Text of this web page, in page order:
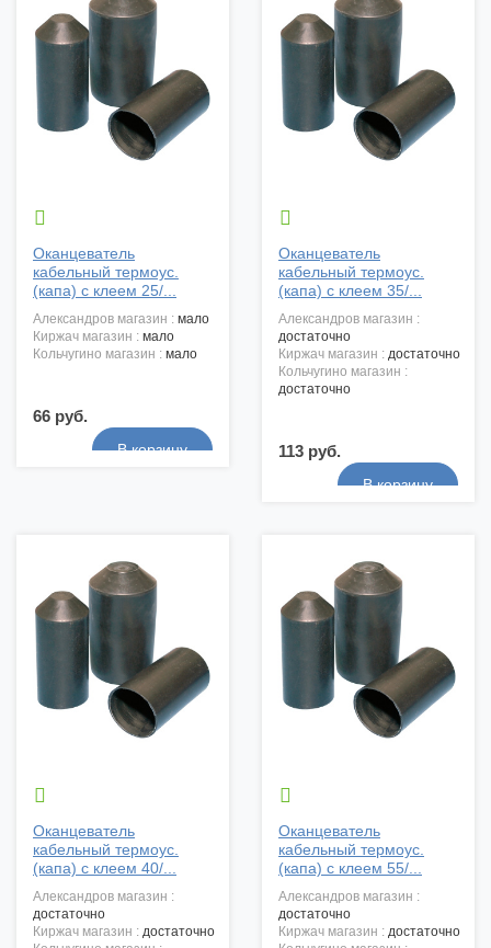

Оканцеватель
кабельный термоус.
(капа) с клеем 25/...
александров магазин : мало
киржач магазин : мало
кольчугино магазин : мало
66 руб.

Оканцеватель
кабельный термоус.
(капа) с клеем 35/...
александров магазин :
достаточно
киржач магазин : достаточно
кольчугино магазин :
достаточно
113 руб.

Оканцеватель
кабельный термоус.
(капа) с клеем 40/...
александров магазин :
достаточно
киржач магазин : достаточно

Оканцеватель
кабельный термоус.
(капа) с клеем 55/...
александров магазин :
достаточно
киржач магазин : достаточно